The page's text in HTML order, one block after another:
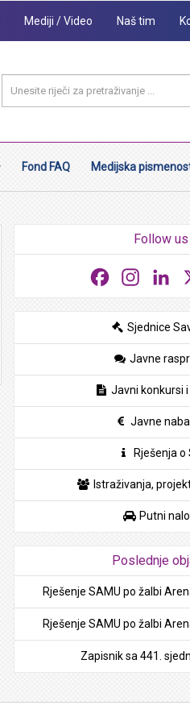
Mediji / Video Naš tim
Fond FAQ Medijska
Follow us
Facebook
Sjednice
Javne
Javni konkursi
Javne
Rješenja o
Istraživanja,
Putni
Poslednje
Rješenje SAMU po žalbi
Rješenje SAMU po žalbi
Zapisnik sa 441.